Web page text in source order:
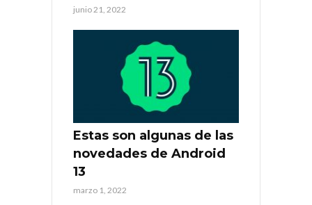
junio 21, 2022
Estas son algunas de las
novedades de Android
13
marzo 1, 2022